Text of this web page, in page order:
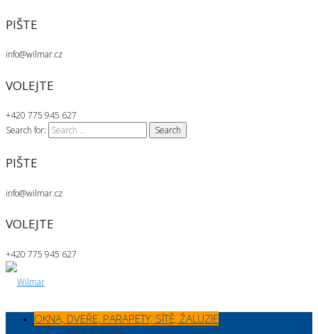
PIŠTE
info@wilmar.cz
VOLEJTE
+420 775 945 627
Search for:
PIŠTE
info@wilmar.cz
VOLEJTE
+420 775 945 627
OKNA, DVEŘE, PARAPETY, SÍTĚ, ŽALUZIE